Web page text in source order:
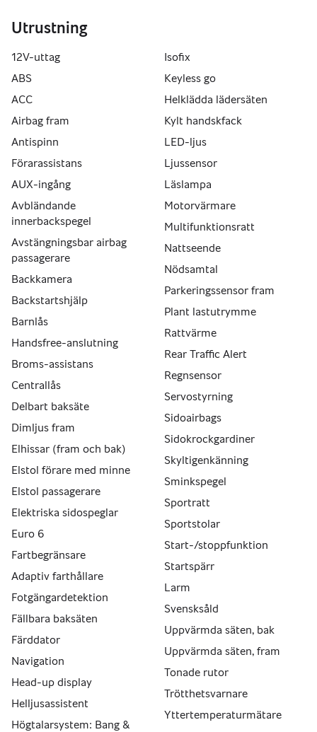
Söndag STÄNGT
Tel:  0737091901
Mer information hittar du på http://www.biluxab.se
Utrustning
12V-uttag
ABS
ACC
Airbag fram
Antispinn
Förarassistans
AUX-ingång
Avbländande
innerbackspegel
Avstängningsbar airbag
passagerare
Backkamera
Backstartshjälp
Barnlås
Handsfree-anslutning
Broms-assistans
Centrallås
Delbart baksäte
Dimljus fram
Elhissar (fram och bak)
Elstol förare med minne
Elstol passagerare
Elektriska sidospeglar
Euro 6
Fartbegränsare
Adaptiv farthållare
Fotgängardetektion
Fällbara baksäten
Färddator
Navigation
Head-up display
Helljusassistent
Högtalarsystem: Bang &
Isofix
Keyless go
Helklädda lädersäten
Kylt handskfack
LED-ljus
Ljussensor
Läslampa
Motorvärmare
Multifunktionsratt
Nattseende
Nödsamtal
Parkeringssensor fram
Plant lastutrymme
Rattvärme
Rear Traffic Alert
Regnsensor
Servostyrning
Sidoairbags
Sidokrockgardiner
Skyltigenkänning
Sminkspegel
Sportratt
Sportstolar
Start-/stoppfunktion
Startspärr
Larm
Svensksåld
Uppvärmda säten, bak
Uppvärmda säten, fram
Tonade rutor
Trötthetsvarnare
Yttertemperaturmätare